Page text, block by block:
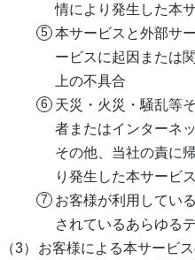
情により発生した本
本サービスと外部サ
ービスに起因または
上の不具合
天災・火災・騒乱等
者またはインターネ
その他、当社の責に
り発生した本サービ
お客様が利用してい
されているあらゆる
お客様による本サービ